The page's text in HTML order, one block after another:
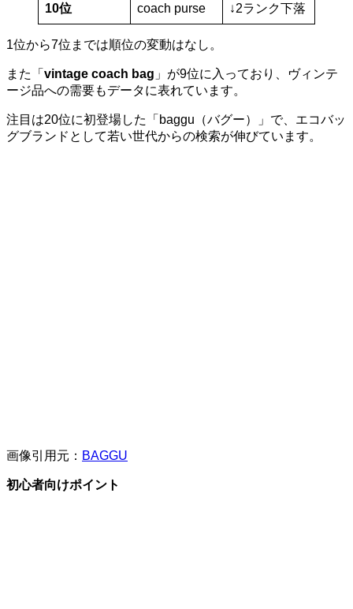
10位 coach purse ↓2ランク下落
1位から7位までは順位の変動はなし。
また「 vintage coach bag 」が9位に入っており、ヴィンテ
ージ品への需要もデータに表れています。
注目は20位に初登場した「baggu（バグー）」で、エコバッ
グブランドとして若い世代からの検索が伸びています。
画像引用元： BAGGU
初心者向けポイント